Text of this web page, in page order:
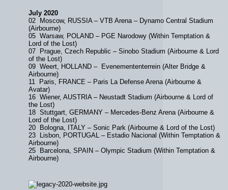
July 2020
02 Moscow, RUSSIA – VTB Arena – Dynamo Central Stadium
(Airbourne)
05 Warsaw, POLAND – PGE Narodowy (Within Temptation &
Lord of the Lost)
07 Prague, Czech Republic – Sinobo Stadium (Airbourne & Lord
of the Lost)
09 Weert, HOLLAND – Evenemententerrein (Alter Bridge &
Airbourne)
11 Paris, FRANCE – Paris La Defense Arena (Airbourne &
Avatar)
16 Wiener, AUSTRIA – Neustadt Stadium (Airbourne & Lord of
the Lost)
18 Stuttgart, GERMANY – Mercedes-Benz Arena (Airbourne &
Lord of the Lost)
20 Bologna, ITALY – Sonic Park (Airbourne & Lord of the Lost)
23 Lisbon, PORTUGAL – Estadio Nacional (Within Temptation &
Airbourne)
25 Barcelona, SPAIN – Olympic Stadium (Within Temptation &
Airbourne)